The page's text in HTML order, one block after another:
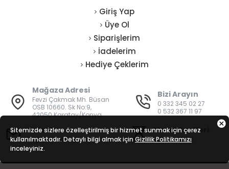
Giriş Yap
Üye Ol
Siparişlerim
İadelerim
Hediye Çeklerim
Mağaza Adresi
Fevzi Çakmak Mh. Büsan
OSB 10660. Sk No:9,
42050 Karatay/Konya
Bizi Arayın
0 332 345 02 27
0 532 367 11 97
E-Posta
bilgi@vatanisguvenligi.com
Mesai Saatleri
08:00 - 19:00
Sitemizde sizlere özelleştirilmiş bir hizmet sunmak için çerez
kullanılmaktadır. Detaylı bilgi almak için Gizlilik Politikamızı
inceleyiniz.